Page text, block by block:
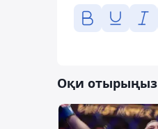
Оқи отырыңыз